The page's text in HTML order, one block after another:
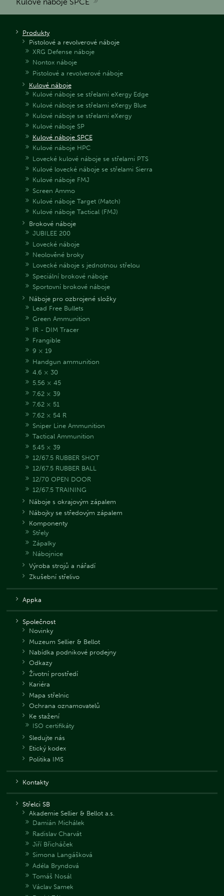
Produkty
Pistolové a revolverové náboje
XRG Defense náboje
Nontox náboje
Pistolové a revolverové náboje
Kulové náboje
Kulové náboje se střelami eXergy Edge
Kulové náboje se střelami eXergy Blue
Kulové náboje se střelami eXergy
Kulové náboje SP
Kulové náboje SPCE
Kulové náboje HPC
Lovecké kulové náboje se střelami PTS
Kulové lovecké náboje se střelami Sierra
Kulové náboje FMJ
Screen Ammo
Kulové náboje Target (Match)
Kulové náboje Tactical (FMJ)
Brokové náboje
JUBILEE 200
Lovecké náboje
Neolověné broky
Lovecké náboje s jednotnou střelou
Speciální brokové náboje
Sportovní brokové náboje
Náboje pro ozbrojené složky
Lead Free Bullets
Green Ammunition
IR - DIM Tracer
Frangible
9 × 19
Handgun ammunition
4.6 × 30
5.56 × 45
7.62 × 39
7.62 × 51
7.62 × 54 R
Sniper Line Ammunition
Tactical Ammunition
5.45 × 39
12/67.5 RUBBER SHOT
12/67.5 RUBBER BALL
12/70 OPEN DOOR
12/67.5 TRAINING
Náboje s okrajovým zápalem
Nábojky se středovým zápalem
Komponenty
Střely
Zápalky
Nábojnice
Výroba strojů a nářadí
Zkušební střelivo
Appka
Společnost
Novinky
Muzeum Sellier & Bellot
Nabídka podnikové prodejny
Odkazy
Životní prostředí
Kariéra
Mapa střelnic
Ochrana oznamovatelů
Ke stažení
ISO certifikáty
Sledujte nás
Etický kodex
Politika IMS
Kontakty
Střelci SB
Akademie Sellier & Bellot a.s.
Damián Michálek
Radislav Charvát
Jiří Břicháček
Simona Langášková
Adéla Bryndová
Tomáš Nosál
Václav Samek